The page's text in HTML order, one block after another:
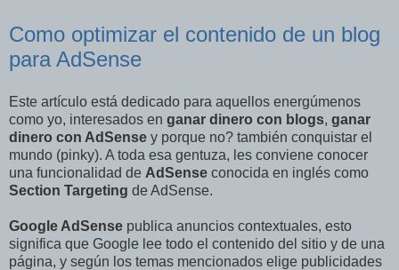
Como optimizar el contenido de un blog
para AdSense
Este artículo está dedicado para aquellos energúmenos
como yo, interesados en ganar dinero con blogs, ganar
dinero con AdSense y porque no? también conquistar el
mundo (pinky). A toda esa gentuza, les conviene conocer
una funcionalidad de AdSense conocida en inglés como
Section Targeting de AdSense.
Google AdSense publica anuncios contextuales, esto
significa que Google lee todo el contenido del sitio y de una
página, y según los temas mencionados elige publicidades